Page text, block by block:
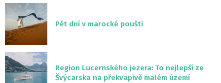
Pět dní v marocké poušti
Region Lucernského jezera: To nejlepší ze
Švýcarska na překvapivě malém území